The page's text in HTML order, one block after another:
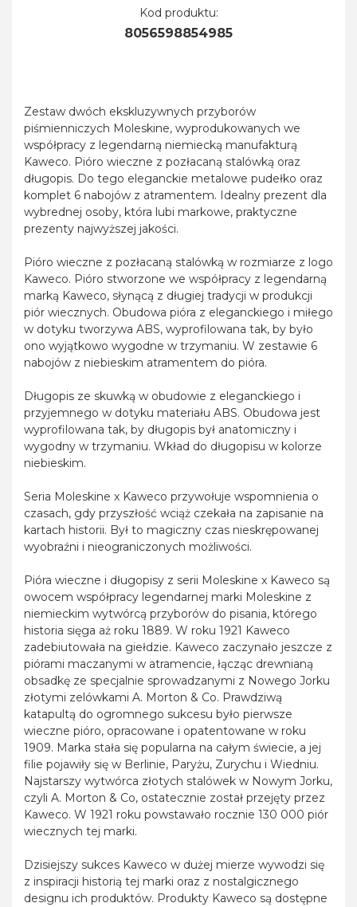
Kod produktu:
8056598854985
Zestaw dwóch ekskluzywnych przyborów
piśmienniczych Moleskine, wyprodukowanych we
współpracy z legendarną niemiecką manufakturą
Kaweco. Pióro wieczne z pozłacaną stalówką oraz
długopis. Do tego eleganckie metalowe pudełko oraz
komplet 6 nabojów z atramentem. Idealny prezent dla
wybrednej osoby, która lubi markowe, praktyczne
prezenty najwyższej jakości.
Pióro wieczne z pozłacaną stalówką w rozmiarze z logo
Kaweco. Pióro stworzone we współpracy z legendarną
marką Kaweco, słynącą z długiej tradycji w produkcji
piór wiecznych. Obudowa pióra z eleganckiego i miłego
w dotyku tworzywa ABS, wyprofilowana tak, by było
ono wyjątkowo wygodne w trzymaniu. W zestawie 6
nabojów z niebieskim atramentem do pióra.
Długopis ze skuwką w obudowie z eleganckiego i
przyjemnego w dotyku materiału ABS. Obudowa jest
wyprofilowana tak, by długopis był anatomiczny i
wygodny w trzymaniu. Wkład do długopisu w kolorze
niebieskim.
Seria Moleskine x Kaweco przywołuje wspomnienia o
czasach, gdy przyszłość wciąż czekała na zapisanie na
kartach historii. Był to magiczny czas nieskrępowanej
wyobraźni i nieograniczonych możliwości.
Pióra wieczne i długopisy z serii Moleskine x Kaweco są
owocem współpracy legendarnej marki Moleskine z
niemieckim wytwórcą przyborów do pisania, którego
historia sięga aż roku 1889. W roku 1921 Kaweco
zadebiutowała na giełdzie. Kaweco zaczynało jeszcze z
piórami maczanymi w atramencie, łącząc drewnianą
obsadkę ze specjalnie sprowadzanymi z Nowego Jorku
złotymi zelówkami A. Morton & Co. Prawdziwą
katapultą do ogromnego sukcesu było pierwsze
wieczne pióro, opracowane i opatentowane w roku
1909. Marka stała się popularna na całym świecie, a jej
filie pojawiły się w Berlinie, Paryżu, Zurychu i Wiedniu.
Najstarszy wytwórca złotych stalówek w Nowym Jorku,
czyli A. Morton & Co, ostatecznie został przejęty przez
Kaweco. W 1921 roku powstawało rocznie 130 000 piór
wiecznych tej marki.
Dzisiejszy sukces Kaweco w dużej mierze wywodzi się
z inspiracji historią tej marki oraz z nostalgicznego
designu ich produktów. Produkty Kaweco są dostępne